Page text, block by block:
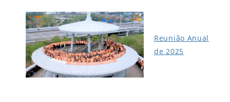
Reunião Anual
de 2025